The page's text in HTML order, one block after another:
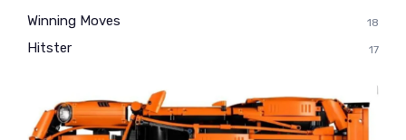
Winning Moves 18
Hitster 17